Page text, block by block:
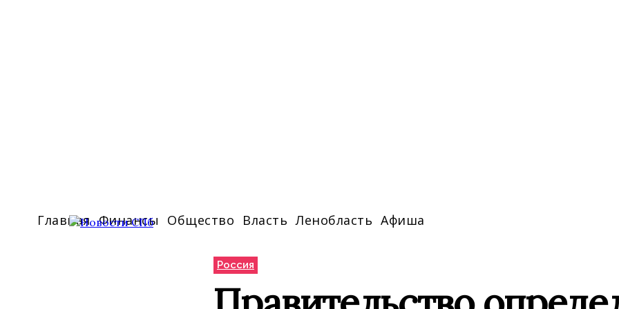
Главная Финансы Общество Власть Ленобласть Афиша
Россия